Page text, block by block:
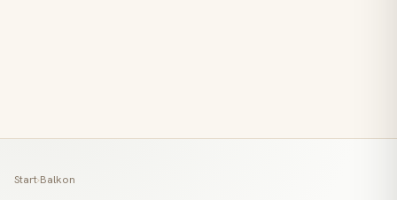
Start›Balkon